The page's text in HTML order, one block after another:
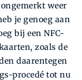
weer
je genoeg aan
bij een NFC-
zoals de
daarentegen
procedé tot nu